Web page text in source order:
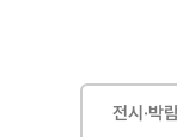
전시·박